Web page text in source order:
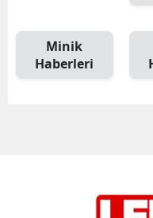
Minik
Haberleri